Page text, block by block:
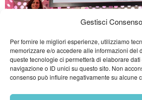
Gestisci Consenso
Per fornire le migliori esperienze, utilizziamo
memorizzare e/o accedere alle informazioni del
queste tecnologie ci permetterà di elaborare
navigazione o ID unici su questo sito. Non
consenso può influire negativamente su alcune